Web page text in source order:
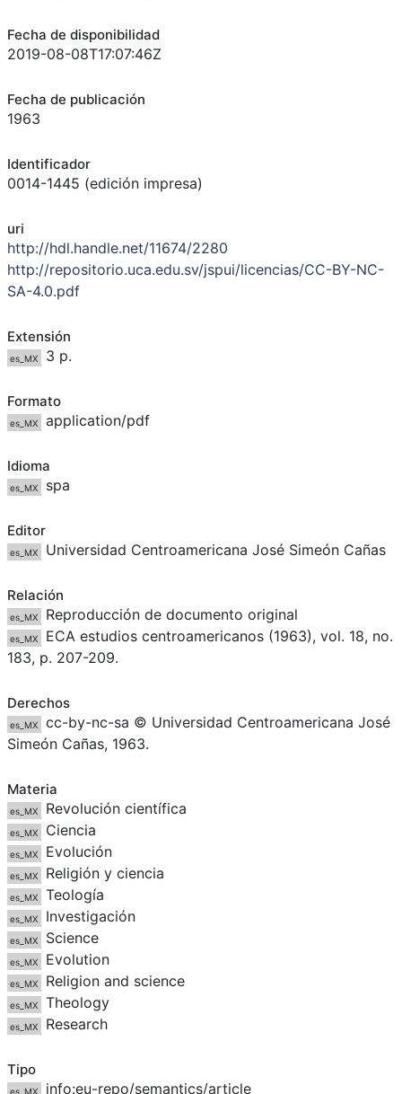
Fecha de disponibilidad
2019-08-08T17:07:46Z
Fecha de publicación
1963
Identificador
0014-1445 (edición impresa)
uri
http://hdl.handle.net/11674/2280
http://repositorio.uca.edu.sv/jspui/licencias/CC-BY-NC-
SA-4.0.pdf
Extensión
es_MX 3 p.
Formato
es_MX application/pdf
Idioma
es_MX spa
Editor
es_MX Universidad Centroamericana José Simeón Cañas
Relación
es_MX Reproducción de documento original
es_MX
ECA estudios centroamericanos (1963), vol. 18, no.
183, p. 207-209.
Derechos
es_MX
cc-by-nc-sa © Universidad Centroamericana José
Simeón Cañas, 1963.
Materia
es_MX Revolución científica
es_MX Ciencia
es_MX Evolución
es_MX Religión y ciencia
es_MX Teología
es_MX Investigación
es_MX Science
es_MX Evolution
es_MX Religion and science
es_MX Theology
es_MX Research
Tipo
es_MX info:eu-repo/semantics/article